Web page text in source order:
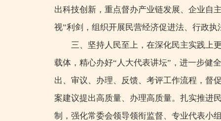
出科技创新，重点督办产业链发展、企业自
视”利剑，组织开展民营经济促进法、行政
三、坚持人民至上，在深化民主实践上
载体，精心办好“人大代表讲坛”，进一步健
出、审议、办理、反馈、考评工作流程，督
案建议提出高质量、办理高质量。扎实推进
制，强化常委会领导领衔监督、专业代表小